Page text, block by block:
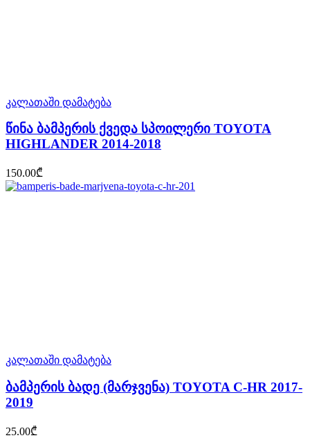
კალათაში დამატება
წინა ბამპერის ქვედა სპოილერი TOYOTA
HIGHLANDER 2014-2018
150.00₾
კალათაში დამატება
ბამპერის ბადე (მარჯვენა) TOYOTA C-HR 2017-
2019
25.00₾